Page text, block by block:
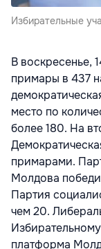
Избирательные
В воскресенье,
примары в 437
место по
более 180. На
примарами.
Молдова
Партия
чем 20.
платформа